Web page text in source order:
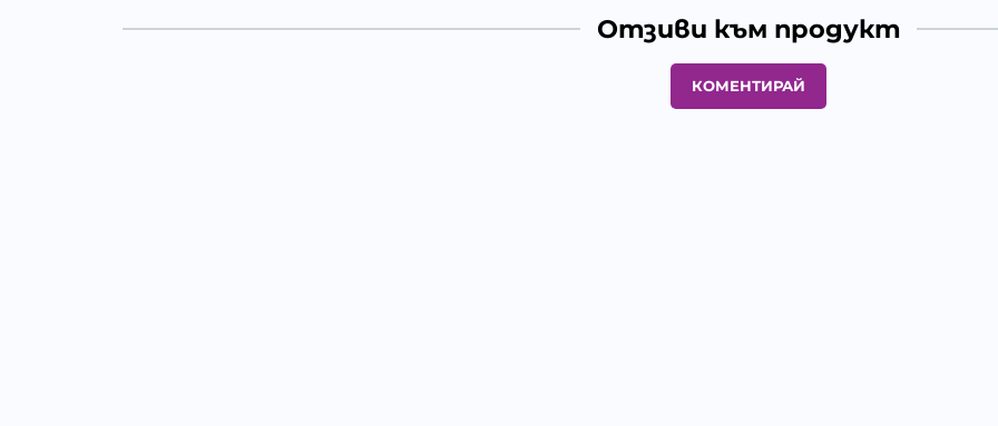
Отзиви към продукт
КОМЕНТИРАЙ